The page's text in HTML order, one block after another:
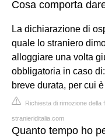
Cosa comporta
La dichiarazione di
quale lo straniero
alloggiare una volta
obbligatoria in caso
breve durata, per cui
Richiesta di rimozione della
stranieriditalia.com
Quanto tempo ho